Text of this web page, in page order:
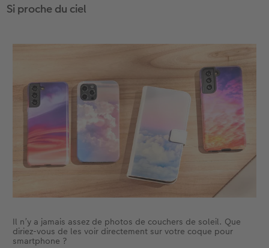
Si proche du ciel
Il n’y a jamais assez de photos de couchers de soleil. Que
diriez-vous de les voir directement sur votre coque pour
smartphone ?